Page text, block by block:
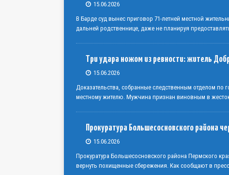
15.06.2026
В Барде суд вынес приговор 71-летней местной
дальней родственнице, даже не планируя
Три удара ножом из ревности: житель
15.06.2026
Доказательства, собранные следственным отделом
местному жителю. Мужчина признан виновным в
Прокуратура Большесосновского района
15.06.2026
Прокуратура Большесосновского района Пермского
вернуть похищенные сбережения. Как сообщают в